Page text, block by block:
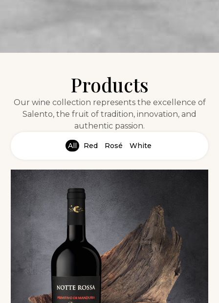
Products
Our wine collection represents the excellence of
Salento, the fruit of tradition, innovation, and
authentic passion.
All Red Rosé White